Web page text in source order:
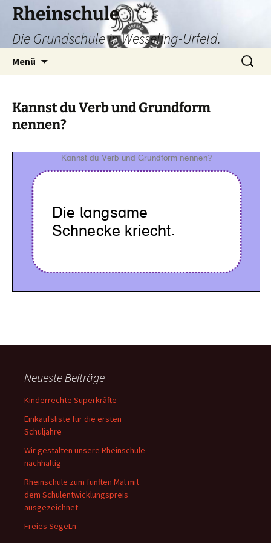
Zum
Inhalt
springen
Rheinschule
Die Grundschule in Wesseling-Urfeld.
Menü
Suchen
nach:
Kannst du Verb und Grundform
nennen?
Neueste Beiträge
Kinderrechte Superkräfte
Einkaufsliste für die ersten
Schuljahre
Wir gestalten unsere Rheinschule
nachhaltig
Rheinschule zum fünften Mal mit
dem Schulentwicklungspreis
ausgezeichnet
Freies SegeLn